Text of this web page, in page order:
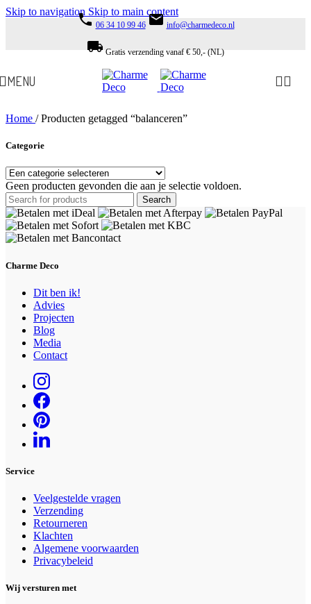
Skip to navigation Skip to main content
phone 06 34 10 99 46 email info@charmedeco.nl
local_shipping Gratis verzending vanaf € 50,- (NL)
MENU
Home / Producten getagged “balanceren”
Categorie
Geen producten gevonden die aan je selectie voldoen.
Search
Charme Deco
Dit ben ik!
Advies
Projecten
Blog
Media
Contact
Service
Veelgestelde vragen
Verzending
Retourneren
Klachten
Algemene voorwaarden
Privacybeleid
Wij versturen met